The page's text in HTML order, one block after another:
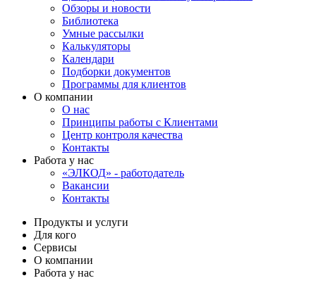
Обзоры и новости
Библиотека
Умные рассылки
Калькуляторы
Календари
Подборки документов
Программы для клиентов
О компании
О нас
Принципы работы с Клиентами
Центр контроля качества
Контакты
Работа у нас
«ЭЛКОД» - работодатель
Вакансии
Контакты
Продукты и услуги
Для кого
Сервисы
О компании
Работа у нас